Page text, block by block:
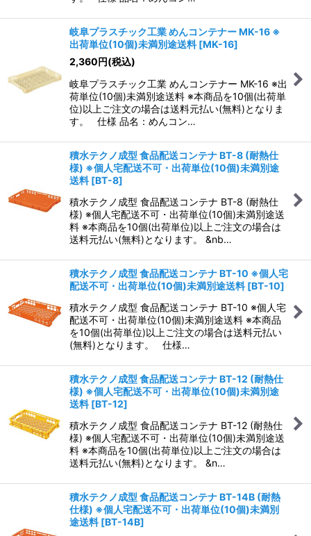
岐阜プラスチック工業 めんコンテナー MK-16 ※
出荷単位(10個)未満別途送料 [MK-16]
2,360円(税込)
岐阜プラスチック工業 めんコンテナー MK-16 ※出
荷単位(10個)未満別途送料 ※本商品を10個(出荷単
位)以上ご注文の場合は送料元払い(無料)となりま
す。 仕様 品名：めんコン…
積水テクノ成型 食品配送コンテナ BT-8 (耐熱仕
様) ※個人宅配送不可・出荷単位(10個)未満別途
送料 [BT-8]
積水テクノ成型 食品配送コンテナ BT-8 (耐熱仕
様) ※個人宅配送不可・出荷単位(10個)未満別途送
料 ※本商品を10個(出荷単位)以上ご注文の場合は
送料元払い(無料)となります。 &nb…
積水テクノ成型 食品配送コンテナ BT-10 ※個人宅
配送不可・出荷単位(10個)未満別途送料 [BT-10]
積水テクノ成型 食品配送コンテナ BT-10 ※個人宅
配送不可・出荷単位(10個)未満別途送料 ※本商品
を10個(出荷単位)以上ご注文の場合は送料元払い
(無料)となります。 仕様…
積水テクノ成型 食品配送コンテナ BT-12 (耐熱仕
様) ※個人宅配送不可・出荷単位(10個)未満別途
送料 [BT-12]
積水テクノ成型 食品配送コンテナ BT-12 (耐熱仕
様) ※個人宅配送不可・出荷単位(10個)未満別途送
料 ※本商品を10個(出荷単位)以上ご注文の場合は
送料元払い(無料)となります。 &n…
積水テクノ成型 食品配送コンテナ BT-14B (耐熱
仕様) ※個人宅配送不可・出荷単位(10個)未満別
途送料 [BT-14B]